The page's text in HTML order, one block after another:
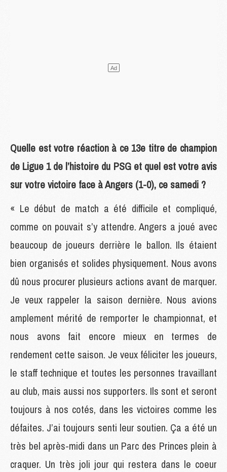
Quelle est votre réaction à ce 13e titre de champion
de Ligue 1 de l’histoire du PSG et quel est votre avis
sur votre victoire face à Angers (1-0), ce samedi ?
« Le début de match a été difficile et compliqué,
comme on pouvait s’y attendre. Angers a joué avec
beaucoup de joueurs derrière le ballon. Ils étaient
bien organisés et solides physiquement. Nous avons
dû nous procurer plusieurs actions avant de marquer.
Je veux rappeler la saison dernière. Nous avions
amplement mérité de remporter le championnat, et
nous avons fait encore mieux en termes de
rendement cette saison. Je veux féliciter les joueurs,
le staff technique et toutes les personnes travaillant
au club, mais aussi nos supporters. Ils sont et seront
toujours à nos cotés, dans les victoires comme les
défaites. J’ai toujours senti leur soutien. Ça a été un
très bel après-midi dans un Parc des Princes plein à
craquer. Un très joli jour qui restera dans le coeur